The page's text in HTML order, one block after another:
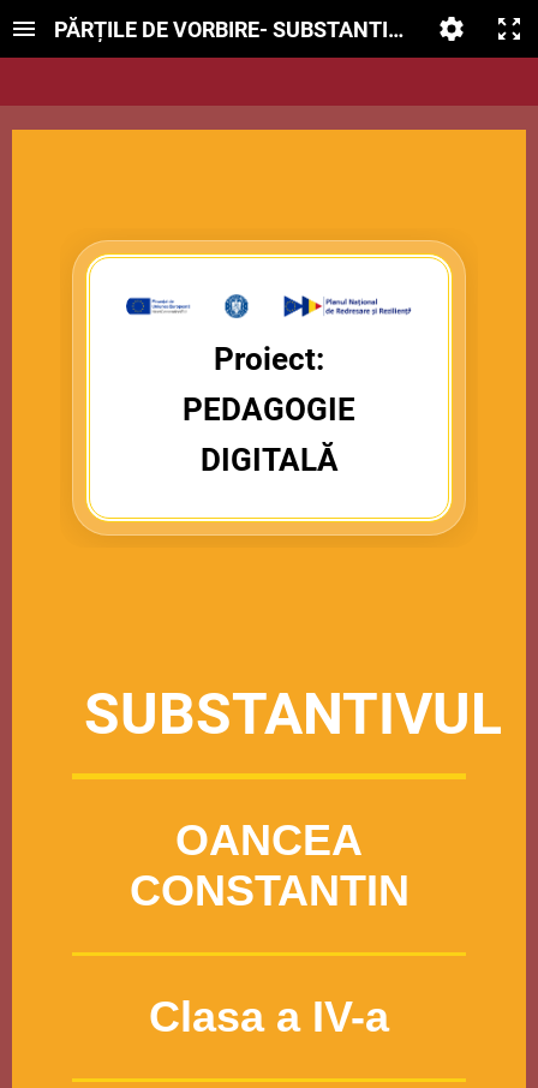
PĂRȚILE DE VORBIRE- SUBSTANTIVUL
Proiect:
PEDAGOGIE
DIGITALĂ
SUBSTANTIVUL
OANCEA
CONSTANTIN
Clasa a IV-a